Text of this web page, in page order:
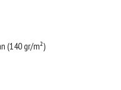
(140 gr/m²)